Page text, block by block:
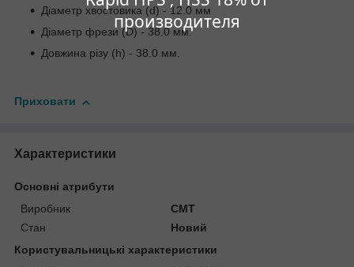
производителя
Діаметр хвостовика (d) - 12.0 мм
Діаметр фрези (D) - 38.0 мм.
Довжина різу (h) - 38.0 мм.
Приховати
Характеристики
Основні атрибути
Виробник
CMT
Стан
Новий
Користувальницькі характеристики